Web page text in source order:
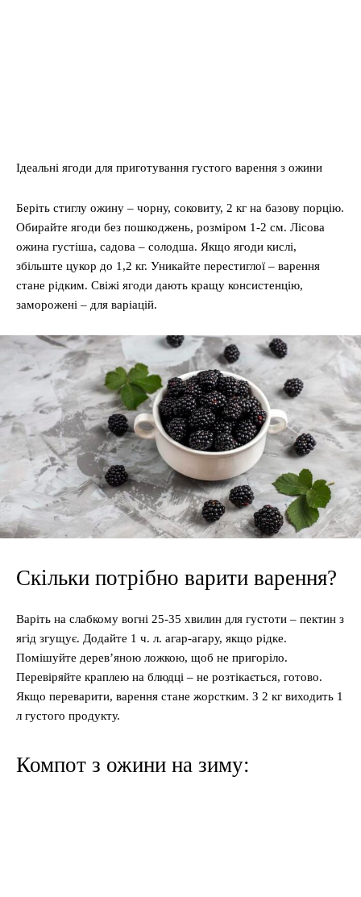
Ідеальні ягоди для приготування густого варення з ожини
Беріть стиглу ожину – чорну, соковиту, 2 кг на базову порцію.
Обирайте ягоди без пошкоджень, розміром 1-2 см. Лісова
ожина густіша, садова – солодша. Якщо ягоди кислі,
збільште цукор до 1,2 кг. Уникайте перестиглої – варення
стане рідким. Свіжі ягоди дають кращу консистенцію,
заморожені – для варіацій.
Скільки потрібно варити варення?
Варіть на слабкому вогні 25-35 хвилин для густоти – пектин з
ягід згущує. Додайте 1 ч. л. агар-агару, якщо рідке.
Помішуйте дерев’яною ложкою, щоб не пригоріло.
Перевіряйте краплею на блюдці – не розтікається, готово.
Якщо переварити, варення стане жорстким. З 2 кг виходить 1
л густого продукту.
Компот з ожини на зиму: